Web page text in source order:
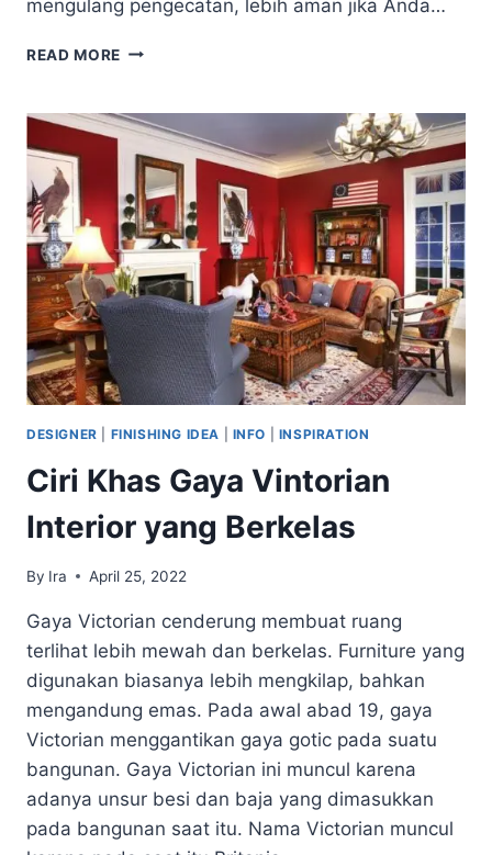
mengulang pengecatan, lebih aman jika Anda…
READ MORE TAHAPAN
SUDUT
KAYU
JATI
BERUKIRAN
TAMPAK
HALUS
DAN
MEWAH
DESIGNER FINISHING IDEA INFO INSPIRATION
Ciri Khas Gaya Vintorian
Interior yang Berkelas
By Ira April 25, 2022
Gaya Victorian cenderung membuat ruang
terlihat lebih mewah dan berkelas. Furniture yang
digunakan biasanya lebih mengkilap, bahkan
mengandung emas. Pada awal abad 19, gaya
Victorian menggantikan gaya gotic pada suatu
bangunan. Gaya Victorian ini muncul karena
adanya unsur besi dan baja yang dimasukkan
pada bangunan saat itu. Nama Victorian muncul